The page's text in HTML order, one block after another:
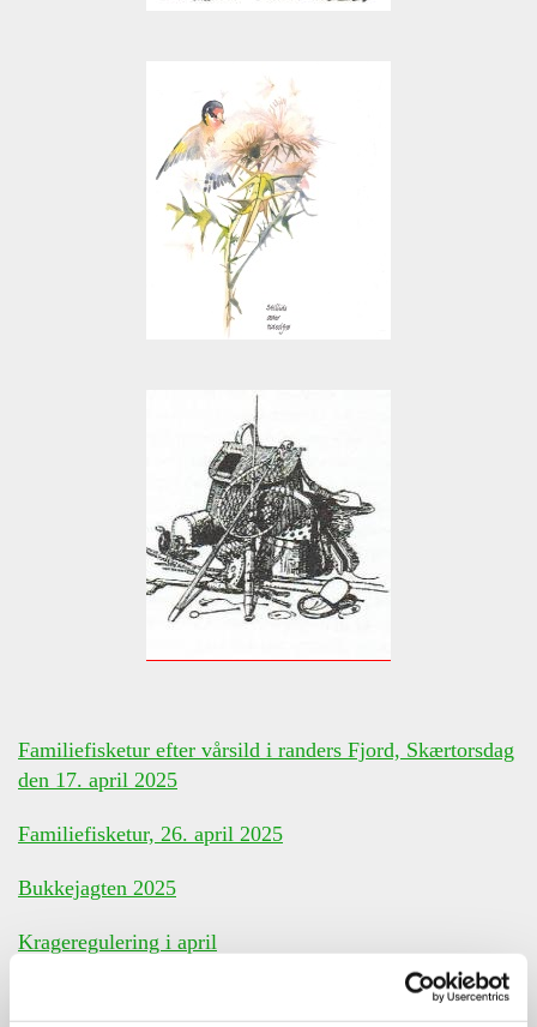
Familiefisketur efter vårsild i randers Fjord, Skærtorsdag
den 17. april 2025
Familiefisketur, 26. april 2025
Bukkejagten 2025
Krageregulering i april